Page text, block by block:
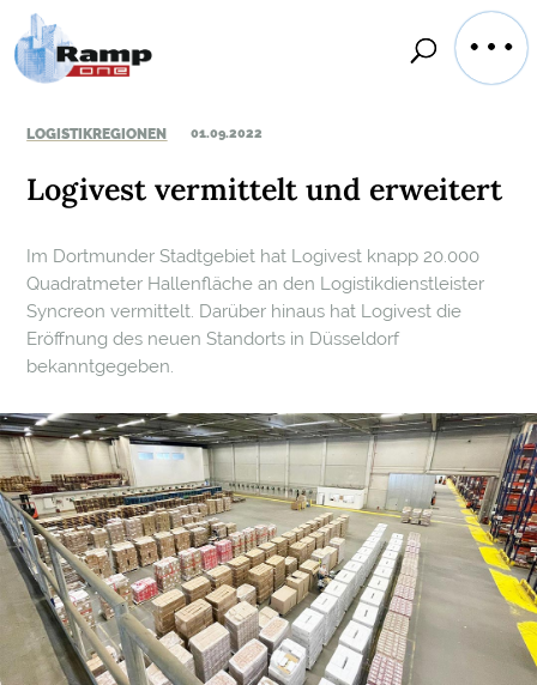
LOGISTIKREGIONEN 01.09.2022
Logivest vermittelt und erweitert
Im Dortmunder Stadtgebiet hat Logivest knapp 20.000
Quadratmeter Hallenfläche an den Logistikdienstleister
Syncreon vermittelt. Darüber hinaus hat Logivest die
Eröffnung des neuen Standorts in Düsseldorf
bekanntgegeben.